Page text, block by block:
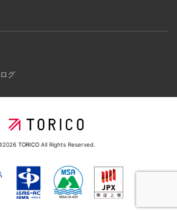
に集中できる環境を整える。 また、低
ラブル時の原因特定を容易にすること
。
ックスのリニューアルした時の話
ます。
の社内勉強会の内容
1回のペースで開発者による技術勉強会
グ
TORICO All Rights Reserved.